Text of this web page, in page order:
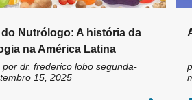
Nutrólogo: A história da
na América Latina
por dr. frederico lobo segunda-
15, 2025